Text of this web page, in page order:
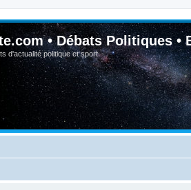
• Débats Politiques •
d'actualité politique et sport